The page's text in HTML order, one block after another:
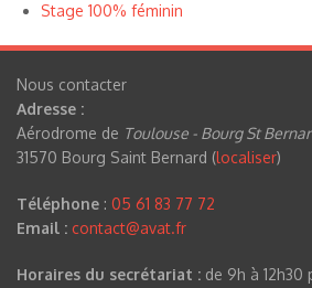
Stage 100% féminin
Nous contacter
Adresse :
Aérodrome de Toulouse - Bourg St
31570 Bourg Saint Bernard (localiser)
Téléphone : 05 61 83 77 72
Email : contact@avat.fr
Horaires du secrétariat : de 9h à 12h30